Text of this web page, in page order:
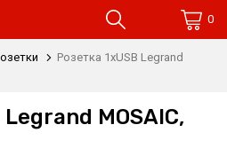
0
Розетка 1xUSB Legrand
MOSAIC,